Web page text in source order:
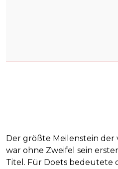
Der größte Meilenstein
war ohne Zweifel sein
Titel. Für Doets bedeutete